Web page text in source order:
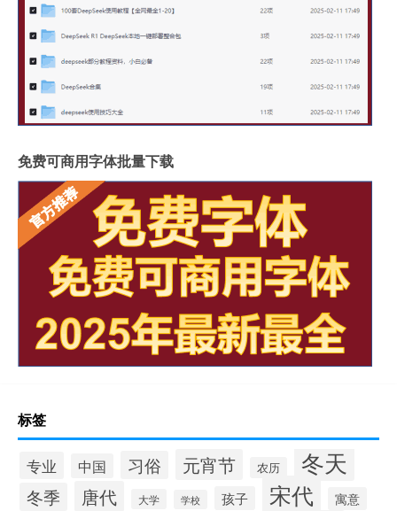
免费可商用字体批量下载
标签
专业 中国 习俗 元宵节 农历 冬天
冬季 唐代 大学 学校 孩子 宋代 寓意